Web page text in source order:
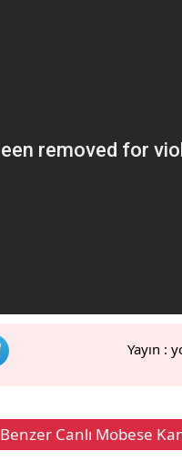
Yayın :
Benzer Canlı Mobese